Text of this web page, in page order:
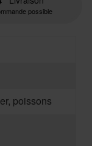
possible
poissons